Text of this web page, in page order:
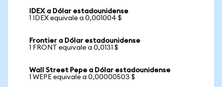
IDEX a Dólar estadounidense
1 IDEX equivale a 0,001004 $
Frontier a Dólar estadounidense
1 FRONT equivale a 0,0131 $
Wall Street Pepe a Dólar estadounidense
1 WEPE equivale a 0,00000503 $